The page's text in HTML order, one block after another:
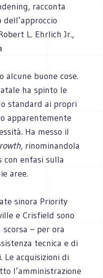
racconta
L. Ehrlich Jr.,
alcune buone cose.
ha spinto le
standard ai propri
apparentemente
Ha messo il
, rinominandola
con enfasi sulla
aree.
sinora Priority
e Crisfield sono
– per ora
tecnica e di
Le acquisizioni di
l’amministrazione